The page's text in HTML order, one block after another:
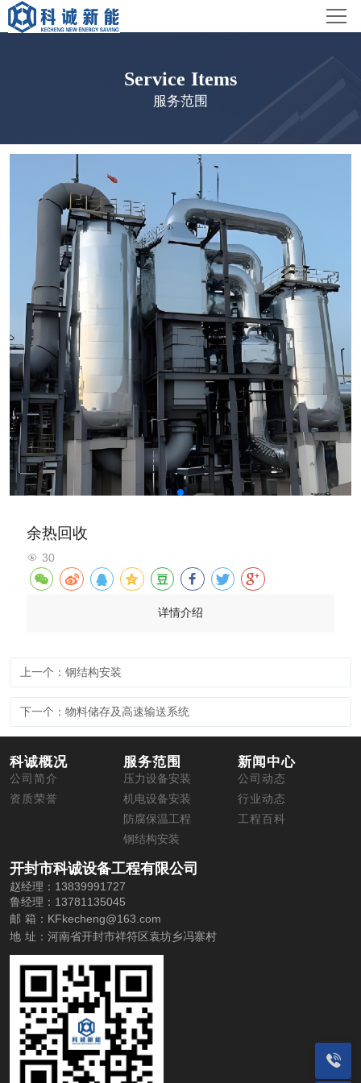
首页
工程案例
新闻中心
联系我们
Service Items
服务范围
余热回收
30
详情介绍
上一个：钢结构安装
下一个：物料储存及高速输送系统
科诚概况
公司简介
资质荣誉
服务范围
压力设备安装
机电设备安装
防腐保温工程
钢结构安装
新闻中心
公司动态
行业动态
工程百科
开封市科诚设备工程有限公司
赵经理：13839991727
鲁经理：13781135045
邮 箱： KFkecheng@163.com
地 址： 河南省开封市祥符区袁坊乡冯寨村